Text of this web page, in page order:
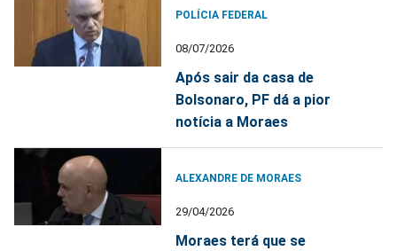
POLÍCIA FEDERAL
08/07/2026
Após sair da casa de
Bolsonaro, PF dá a pior
notícia a Moraes
ALEXANDRE DE MORAES
29/04/2026
Moraes terá que se